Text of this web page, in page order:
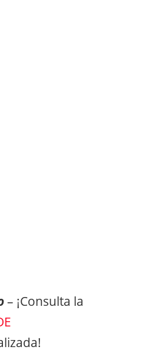
– ¡Consulta la